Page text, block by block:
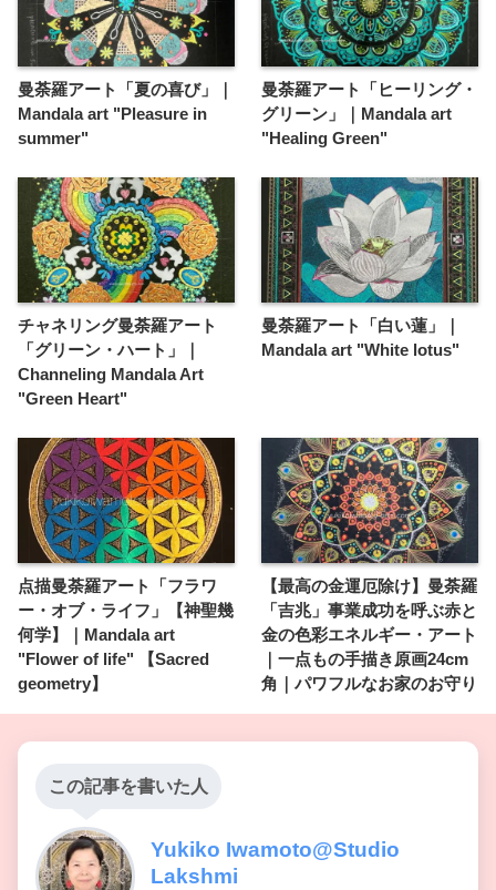
曼荼羅アート「夏の喜び」｜
Mandala art "Pleasure in
summer"
曼荼羅アート「ヒーリング・
グリーン」｜Mandala art
"Healing Green"
チャネリング曼荼羅アート
「グリーン・ハート」｜
Channeling Mandala Art
"Green Heart"
曼荼羅アート「白い蓮」｜
Mandala art "White lotus"
点描曼荼羅アート「フラワ
ー・オブ・ライフ」【神聖幾
何学】｜Mandala art
"Flower of life" 【Sacred
geometry】
【最高の金運厄除け】曼荼羅
「吉兆」事業成功を呼ぶ赤と
金の色彩エネルギー・アート
｜一点もの手描き原画24cm
角｜パワフルなお家のお守り
この記事を書いた人
Yukiko Iwamoto@Studio
Lakshmi